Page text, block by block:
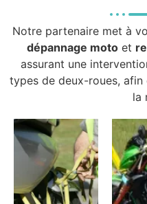
Notre partenaire met à
dépannage motoet
assurant une
types de deux-roues,
la